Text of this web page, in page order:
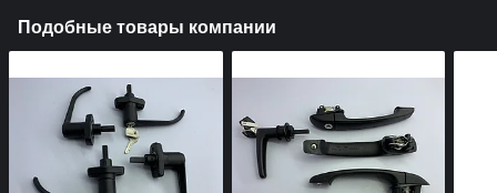
Подобные товары компании